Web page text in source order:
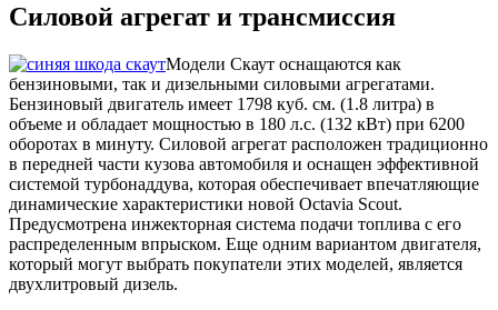
Силовой агрегат и трансмиссия
Модели Скаут оснащаются как
бензиновыми, так и дизельными силовыми агрегатами.
Бензиновый двигатель имеет 1798 куб. см. (1.8 литра) в
объеме и обладает мощностью в 180 л.с. (132 кВт) при 6200
оборотах в минуту. Силовой агрегат расположен традиционно
в передней части кузова автомобиля и оснащен эффективной
системой турбонаддува, которая обеспечивает впечатляющие
динамические характеристики новой Octavia Scout.
Предусмотрена инжекторная система подачи топлива с его
распределенным впрыском. Еще одним вариантом двигателя,
который могут выбрать покупатели этих моделей, является
двухлитровый дизель.